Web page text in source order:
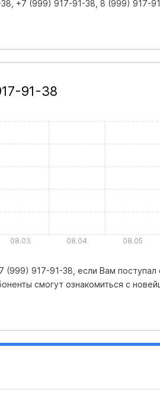
+7 (999) 917-91-38, 8 (999) 917-
91-38
08.03 08.04 08.05
917-91-38, если Вам поступал
смогут ознакомиться с